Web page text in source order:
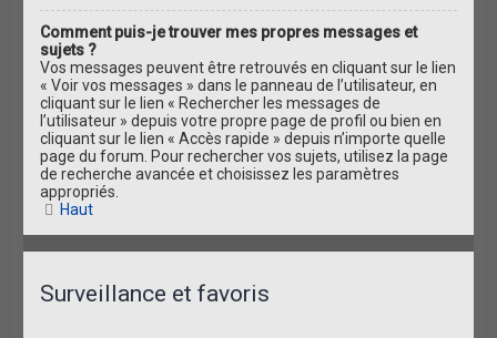
Comment puis-je trouver mes propres messages et
sujets ?
Vos messages peuvent être retrouvés en cliquant sur le lien
« Voir vos messages » dans le panneau de l’utilisateur, en
cliquant sur le lien « Rechercher les messages de
l’utilisateur » depuis votre propre page de profil ou bien en
cliquant sur le lien « Accès rapide » depuis n’importe quelle
page du forum. Pour rechercher vos sujets, utilisez la page
de recherche avancée et choisissez les paramètres
appropriés.
Haut
Surveillance et favoris